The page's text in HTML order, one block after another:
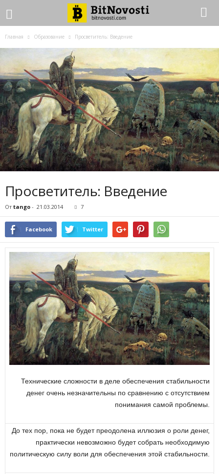
Главная Образование Просветитель: Введение
Просветитель: Введение
От tango - 21.03.2014 7
Facebook Twitter
Технические сложности в деле обеспечения стабильности
денег очень незначительны по сравнению с отсутствием
понимания самой проблемы.
До тех пор, пока не будет преодолена иллюзия о роли денег,
практически невозможно будет собрать необходимую
политическую силу воли для обеспечения этой стабильности.